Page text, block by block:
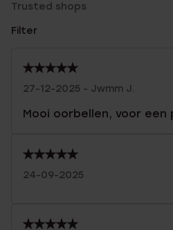
Trusted shops
Filter
27-12-2025 - Jwmm J.
Mooi oorbellen, voor een
24-09-2025